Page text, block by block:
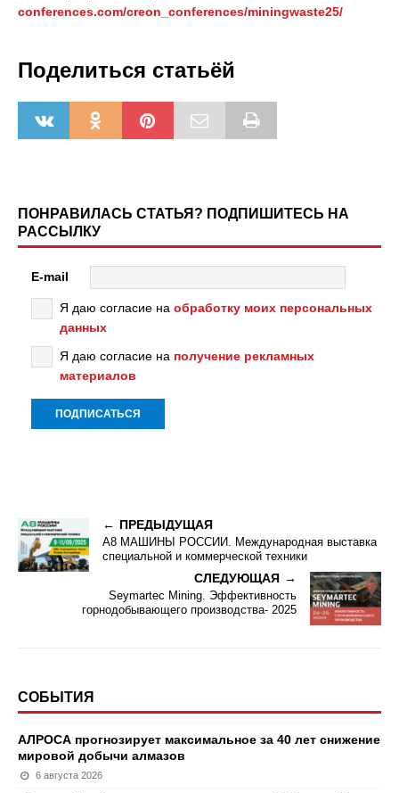
conferences.com/creon_conferences/miningwaste25/
Поделиться статьёй
ПОНРАВИЛАСЬ СТАТЬЯ? ПОДПИШИТЕСЬ НА
РАССЫЛКУ
E-mail
Я даю согласие на обработку моих персональных
данных
Я даю согласие на получение рекламных
материалов
ПРЕДЫДУЩАЯ
А8 МАШИНЫ РОССИИ. Международная выставка
специальной и коммерческой техники
СЛЕДУЮЩАЯ
Seymartec Mining. Эффективность
горнодобывающего производства- 2025
СОБЫТИЯ
АЛРОСА прогнозирует максимальное за 40 лет снижение
мировой добычи алмазов
6 августа 2026